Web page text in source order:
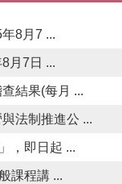
8月7 ...
月7日 ...
結果(每月 ...
法制推進公 ...
，即日起 ...
課程講 ...